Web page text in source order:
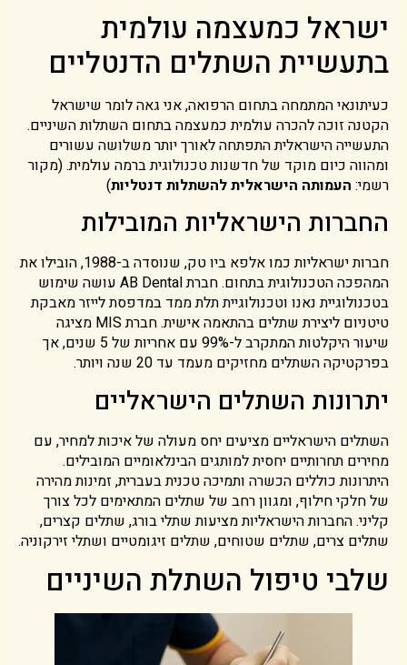
ישראל כמעצמה עולמית
בתעשיית השתלים הדנטליים
כעיתונאי המתמחה בתחום הרפואה, אני גאה לומר שישראל
הקטנה זוכה להכרה עולמית כמעצמה בתחום השתלות השיניים.
התעשייה הישראלית התפתחה לאורך יותר משלושה עשורים
ומהווה כיום מוקד של חדשנות טכנולוגית ברמה עולמית. (מקור
רשמי: העמותה הישראלית להשתלות דנטליות)
החברות הישראליות המובילות
חברות ישראליות כמו אלפא ביו טק, שנוסדה ב-1988, הובילו את
המהפכה הטכנולוגית בתחום. חברת AB Dental עושה שימוש
בטכנולוגיית נאנו וטכנולוגיית תלת ממד במדפסת לייזר מאבקת
טיטניום ליצירת שתלים בהתאמה אישית. חברת MIS מציגה
שיעור היקלטות המתקרב ל-99% עם אחריות של 5 שנים, אך
בפרקטיקה השתלים מחזיקים מעמד עד 20 שנה ויותר.
יתרונות השתלים הישראליים
השתלים הישראליים מציעים יחס מעולה של איכות למחיר, עם
מחירים תחרותיים יחסית למותגים הבינלאומיים המובילים.
היתרונות כוללים הכשרה ותמיכה טכנית בעברית, זמינות מהירה
של חלקי חילוף, ומגוון רחב של שתלים המתאימים לכל צורך
קליני. החברות הישראליות מציעות שתלי בורג, שתלים קצרים,
שתלים צרים, שתלים שטוחים, שתלים זיגומטיים ושתלי זירקוניה.
שלבי טיפול השתלת השיניים